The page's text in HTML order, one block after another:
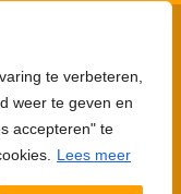
te verbeteren,
weer te geven en
accepteren" te
Lees meer
om commissie te